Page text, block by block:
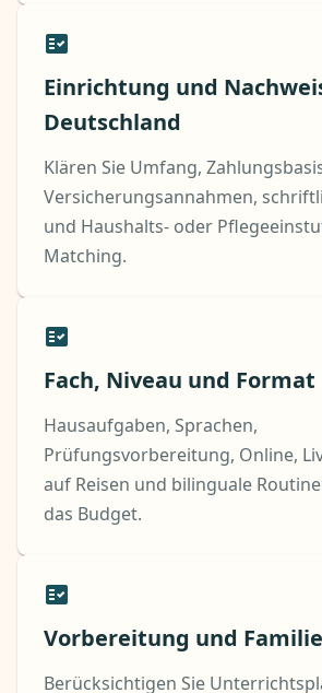
Einrichtung und
Deutschland
Klären Sie Umfang,
Versicherungsannahmen,
und Haushalts- oder
Matching.
Fach, Niveau und Format
Hausaufgaben, Sprachen,
Prüfungsvorbereitung, Online,
auf Reisen und bilinguale
das Budget.
Vorbereitung und
Berücksichtigen Sie